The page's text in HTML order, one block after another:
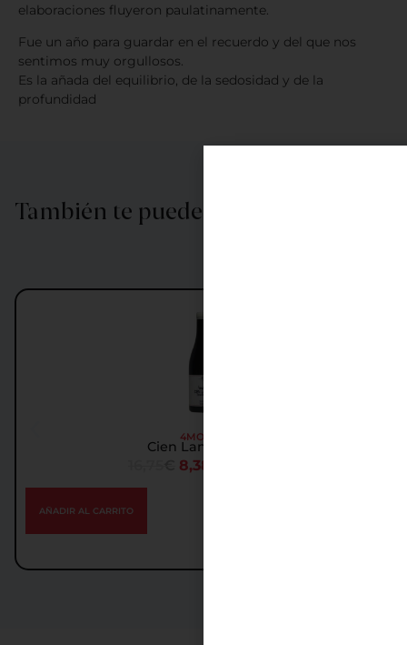
elaboraciones fluyeron paulatinamente.
Fue un año para guardar en el recuerdo y del que nos
sentimos muy orgullosos.
Es la añada del equilibrio, de la sedosidad y de la
profundidad
También te puede interesar…
4MONOS
Cien Lanzas 2017
8,38
AÑADIR AL CARRITO